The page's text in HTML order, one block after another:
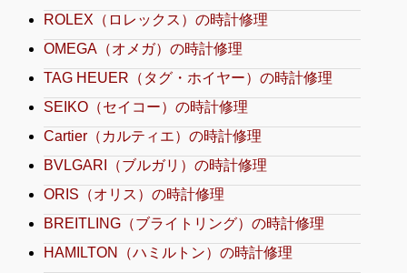
ROLEX（ロレックス）の時計修理
OMEGA（オメガ）の時計修理
TAG HEUER（タグ・ホイヤー）の時計修理
SEIKO（セイコー）の時計修理
Cartier（カルティエ）の時計修理
BVLGARI（ブルガリ）の時計修理
ORIS（オリス）の時計修理
BREITLING（ブライトリング）の時計修理
HAMILTON（ハミルトン）の時計修理